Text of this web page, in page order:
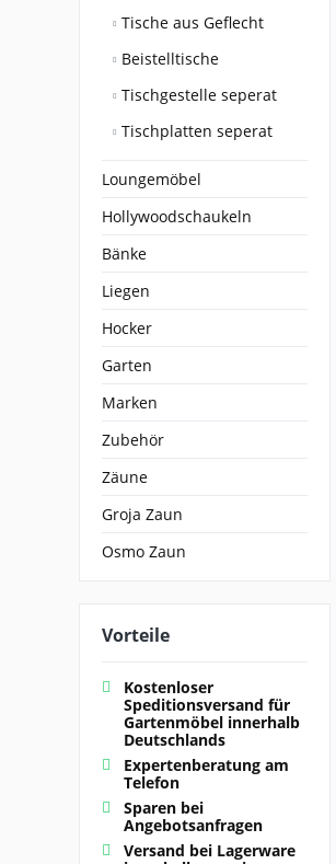
Tische aus Geflecht
Beistelltische
Tischgestelle seperat
Tischplatten seperat
Loungemöbel
Hollywoodschaukeln
Bänke
Liegen
Hocker
Garten
Marken
Zubehör
Zäune
Groja Zaun
Osmo Zaun
Vorteile
Kostenloser
Speditionsversand für
Gartenmöbel innerhalb
Deutschlands
Expertenberatung am
Telefon
Sparen bei
Angebotsanfragen
Versand bei Lagerware